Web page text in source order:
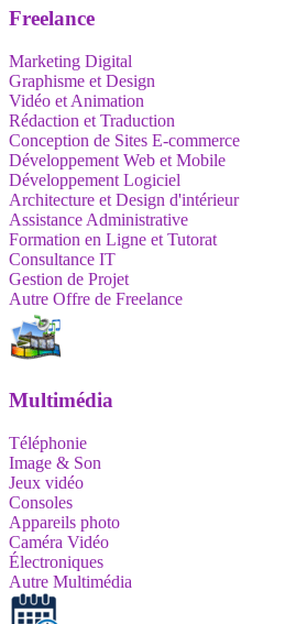
Freelance
Marketing Digital
Graphisme et Design
Vidéo et Animation
Rédaction et Traduction
Conception de Sites E-commerce
Développement Web et Mobile
Développement Logiciel
Architecture et Design d'intérieur
Assistance Administrative
Formation en Ligne et Tutorat
Consultance IT
Gestion de Projet
Autre Offre de Freelance
Multimédia
Téléphonie
Image & Son
Jeux vidéo
Consoles
Appareils photo
Caméra Vidéo
Électroniques
Autre Multimédia